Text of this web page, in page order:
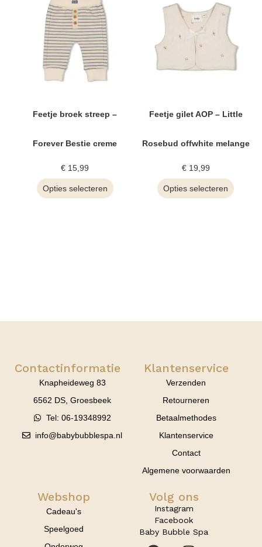
Feetje broek streep –
Forever Bestie creme
€ 15,99
Opties selecteren
Feetje gilet AOP – Little
Rosebud offwhite melange
€19,99
Opties selecteren
Contactinformatie
Knapheideweg 83
6562 DS, Groesbeek
Tel: 06-19348992
info@babybubblespa.nl
Klantenservice
Verzenden
Retourneren
Betaalmethodes
Klantenservice
Contact
Algemene voorwaarden
Webshop
Cadeau's
Speelgoed
Volg ons
Instagram
Facebook
Baby Bubble Spa